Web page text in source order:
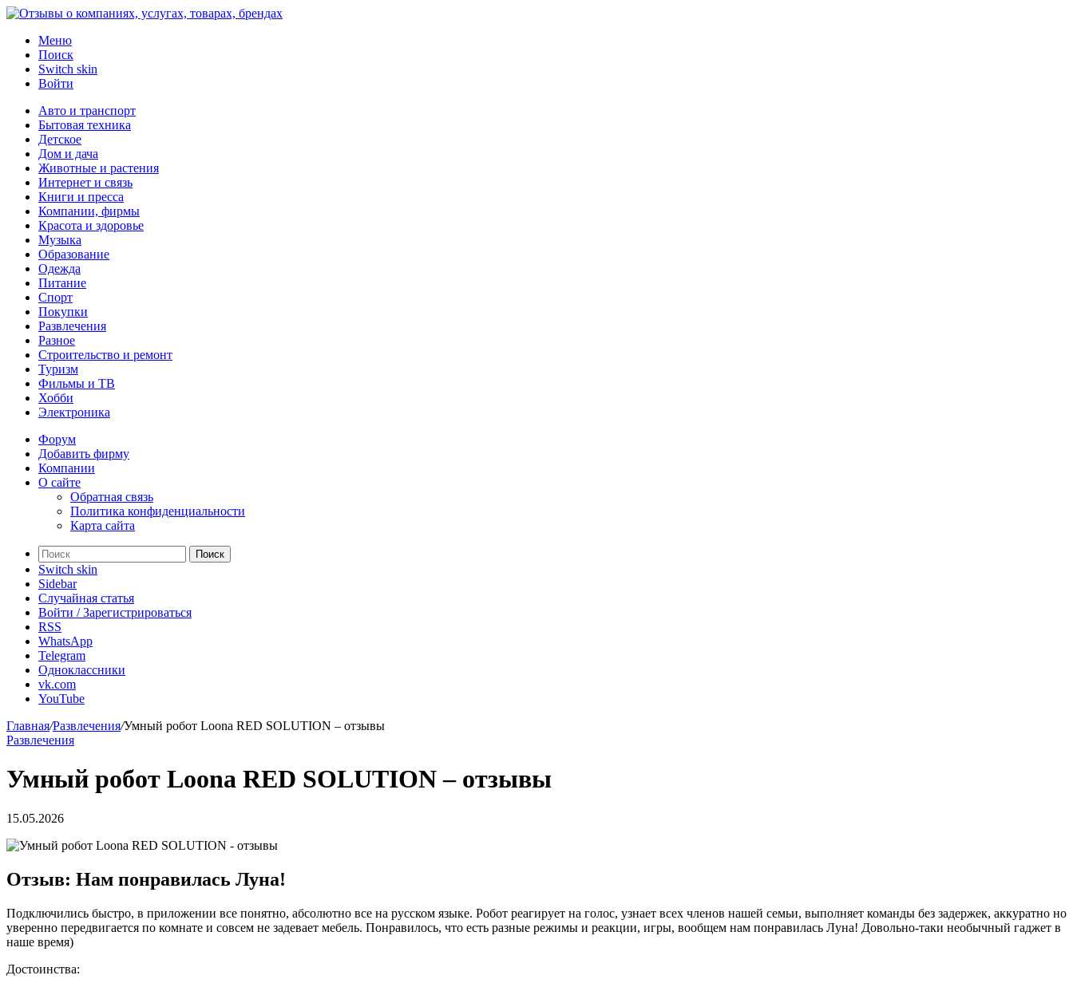
Меню
Поиск
Switch skin
Войти
Авто и транспорт
Бытовая техника
Детское
Дом и дача
Животные и растения
Интернет и связь
Книги и пресса
Компании, фирмы
Красота и здоровье
Музыка
Образование
Одежда
Питание
Спорт
Покупки
Развлечения
Разное
Строительство и ремонт
Туризм
Фильмы и ТВ
Хобби
Электроника
Форум
Добавить фирму
Компании
О сайте
Обратная связь
Политика конфиденциальности
Карта сайта
Поиск
Switch skin
Sidebar
Случайная статья
Войти / Зарегистрироваться
RSS
WhatsApp
Telegram
Одноклассники
vk.com
YouTube
Главная/Развлечения/Умный робот Loona RED SOLUTION – отзывы
Развлечения
Умный робот Loona RED SOLUTION – отзывы
15.05.2026
Отзыв: Нам понравилась Луна!
Подключились быстро, в приложении все понятно, абсолютно все на русском языке. Робот реагирует на голос, узнает всех членов нашей семьи, выполняет команды без задержек, аккуратно но
уверенно передвигается по комнате и совсем не задевает мебель. Понравилось, что есть разные режимы и реакции, игры, вообщем нам понравилась Луна! Довольно-таки необычный гаджет в
наше время)
Достоинства: